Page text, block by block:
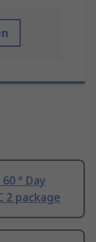
° Day
2 package